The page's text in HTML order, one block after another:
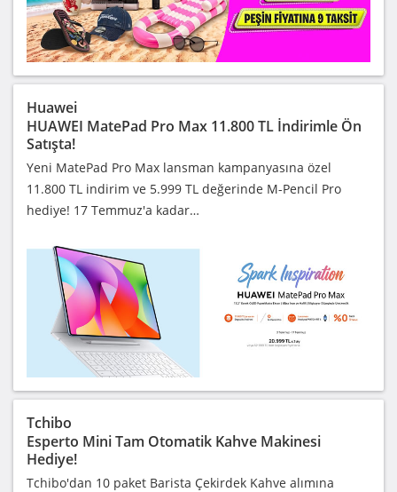
Huawei
HUAWEI MatePad Pro Max 11.800 TL İndirimle Ön
Satışta!
Yeni MatePad Pro Max lansman kampanyasına özel
11.800 TL indirim ve 5.999 TL değerinde M-Pencil Pro
hediye! 17 Temmuz'a kadar…
Tchibo
Esperto Mini Tam Otomatik Kahve Makinesi
Hediye!
Tchibo'dan 10 paket Barista Çekirdek Kahve alımına